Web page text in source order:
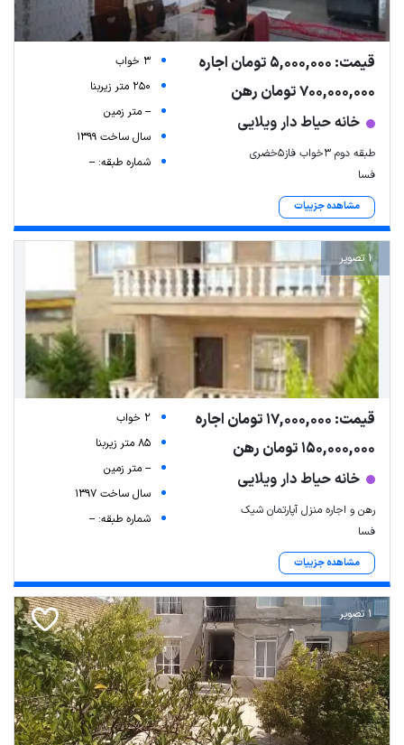
Leaflet | Map data ©
قیمت: 5,000,000 تومان اجاره
700,000,000 تومان رهن
خانه حیاط دار ویلایی
طبقه دوم ۳خواب فاز۵خضری
فسا
مشاهده جزییات
3 خواب
250 متر زیربنا
-- متر زمین
سال ساخت 1399
شماره طبقه: --
1 تصویر
قیمت: 17,000,000 تومان اجاره
150,000,000 تومان رهن
خانه حیاط دار ویلایی
رهن و اجاره منزل آپارتمان شیک
فسا
مشاهده جزییات
2 خواب
85 متر زیربنا
-- متر زمین
سال ساخت 1397
شماره طبقه: --
1 تصویر